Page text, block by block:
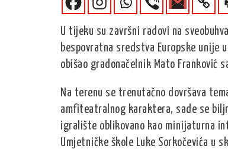
U tijeku su završni radovi na
bespovratna sredstva Europske unije
obišao gradonačelnik Mato Franković
Na terenu se trenutačno dovršava
amfiteatralnog karaktera, sade se
igralište oblikovano kao minijaturna
Umjetničke škole Luke Sorkočevića u